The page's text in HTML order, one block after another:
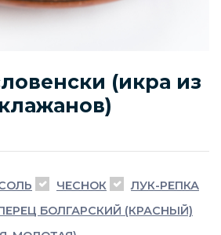
(икра из
ЧЕСНОК
ЛУК-РЕПКА
БОЛГАРСКИЙ (КРАСНЫЙ)